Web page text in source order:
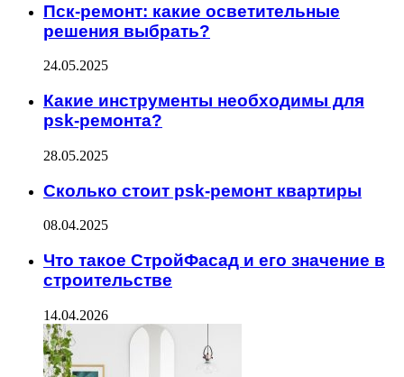
Пск-ремонт: какие осветительные
решения выбрать?
24.05.2025
Какие инструменты необходимы для
psk-ремонта?
28.05.2025
Сколько стоит psk-ремонт квартиры
08.04.2025
Что такое СтройФасад и его значение в
строительстве
14.04.2026